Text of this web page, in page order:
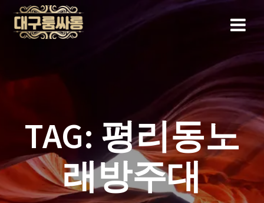
TAG: 평리동노
래방주대